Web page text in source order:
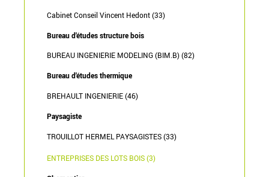
Cabinet Conseil Vincent Hedont (33)
Bureau d'études structure bois
BUREAU INGENIERIE MODELING (BIM.B) (82)
Bureau d'études thermique
BREHAULT INGENIERIE (46)
Paysagiste
TROUILLOT HERMEL PAYSAGISTES (33)
ENTREPRISES DES LOTS BOIS (3)